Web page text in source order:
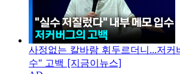
사정없는 칼바람 휘두르더니...저커
수" 고백 [지금이뉴스]